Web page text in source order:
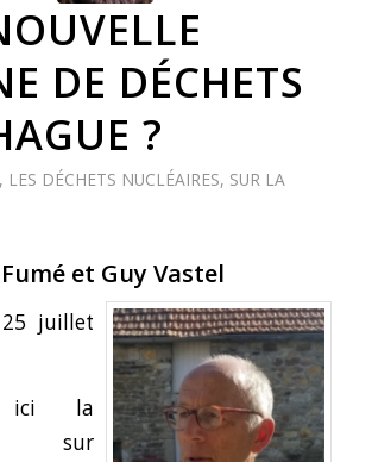
DE DÉCHETS
?
, LES DÉCHETS NUCLÉAIRES, SUR LA
et Guy Vastel
juillet
ici la
sur